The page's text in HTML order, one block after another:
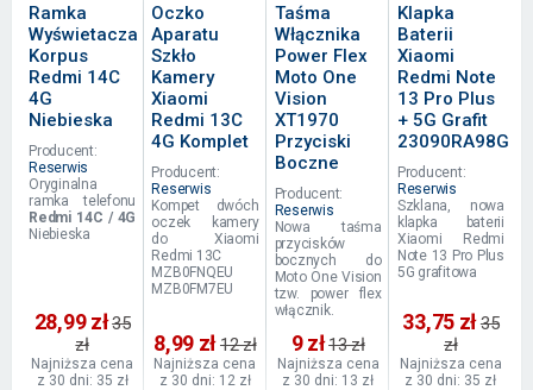
Ramka
Wyświetacza
Korpus
Redmi 14C
4G
Niebieska
Producent:
Reserwis
Oryginalna
ramka telefonu
Redmi 14C / 4G
Niebieska
28,99 zł35
zł
Najniższa cena
z 30 dni: 35 zł
Oczko
Aparatu
Szkło
Kamery
Xiaomi
Redmi 13C
4G Komplet
Producent:
Reserwis
Kompet dwóch
oczek kamery
do Xiaomi
Redmi 13C
MZB0FNQEU
MZB0FM7EU
8,99 zł12 zł
Najniższa cena
z 30 dni: 12 zł
Taśma
Włącznika
Power Flex
Moto One
Vision
XT1970
Przyciski
Boczne
Producent:
Reserwis
Nowa taśma
przycisków
bocznych do
Moto One Vision
tzw. power flex
włącznik.
9 zł13 zł
Najniższa cena
z 30 dni: 13 zł
Klapka
Baterii
Xiaomi
Redmi Note
13 Pro Plus
+ 5G Grafit
23090RA98G
Producent:
Reserwis
Szklana, nowa
klapka baterii
Xiaomi Redmi
Note 13 Pro Plus
5G grafitowa
33,75 zł35
zł
Najniższa cena
z 30 dni: 35 zł